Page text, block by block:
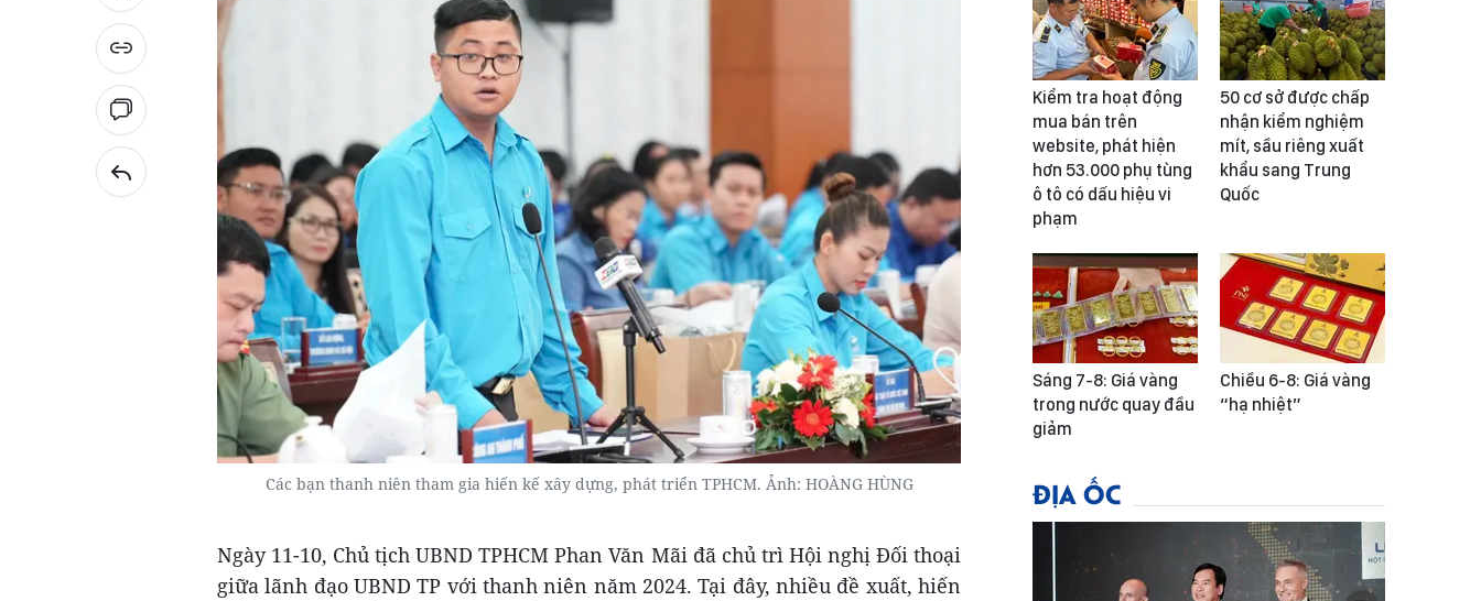
Các bạn thanh niên tham gia hiến kế xây dựng, phát triển TPHCM. Ảnh: HOÀNG HÙNG
Ngày 11-10, Chủ tịch UBND TPHCM Phan Văn Mãi đã chủ trì Hội nghị Đối thoại
giữa lãnh đạo UBND TP với thanh niên năm 2024. Tại đây, nhiều đề xuất, hiến
Kiểm tra hoạt động
mua bán trên
website, phát hiện
hơn 53.000 phụ tùng
ô tô có dấu hiệu vi
phạm
50 cơ sở được chấp
nhận kiểm nghiệm
mít, sầu riêng xuất
khẩu sang Trung
Quốc
Sáng 7-8: Giá vàng
trong nước quay đầu
giảm
Chiều 6-8: Giá vàng
“hạ nhiệt”
ĐỊA ỐC